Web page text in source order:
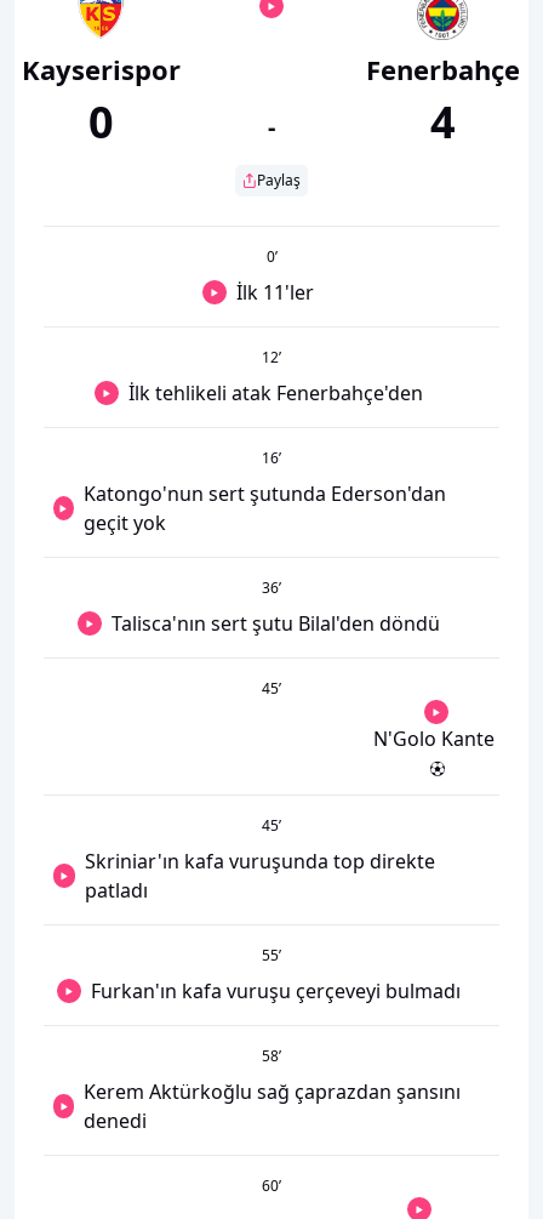
Kayserispor
0 -
Paylaş
Fenerbahçe
4
0’
İlk 11'ler
12’
İlk tehlikeli atak Fenerbahçe'den
16’
Katongo'nun sert şutunda Ederson'dan
geçit yok
36’
Talisca'nın sert şutu Bilal'den döndü
45’
N'Golo Kante
45’
Skriniar'ın kafa vuruşunda top direkte
patladı
55’
Furkan'ın kafa vuruşu çerçeveyi bulmadı
58’
Kerem Aktürkoğlu sağ çaprazdan şansını
denedi
60’